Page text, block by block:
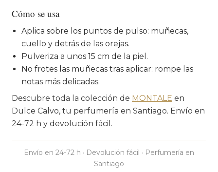
Cómo se usa
Aplica sobre los puntos de pulso: muñecas,
cuello y detrás de las orejas.
Pulveriza a unos 15 cm de la piel.
No frotes las muñecas tras aplicar: rompe las
notas más delicadas.
Descubre toda la colección de MONTALE en
Dulce Calvo, tu perfumería en Santiago. Envío en
24-72 h y devolución fácil.
Envío en 24-72 h · Devolución fácil · Perfumería en
Santiago